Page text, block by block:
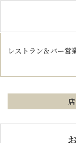
レストラン＆バー営